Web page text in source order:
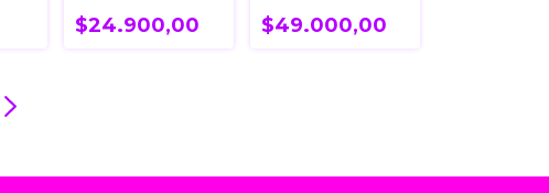
$24.900,00 $49.000,00